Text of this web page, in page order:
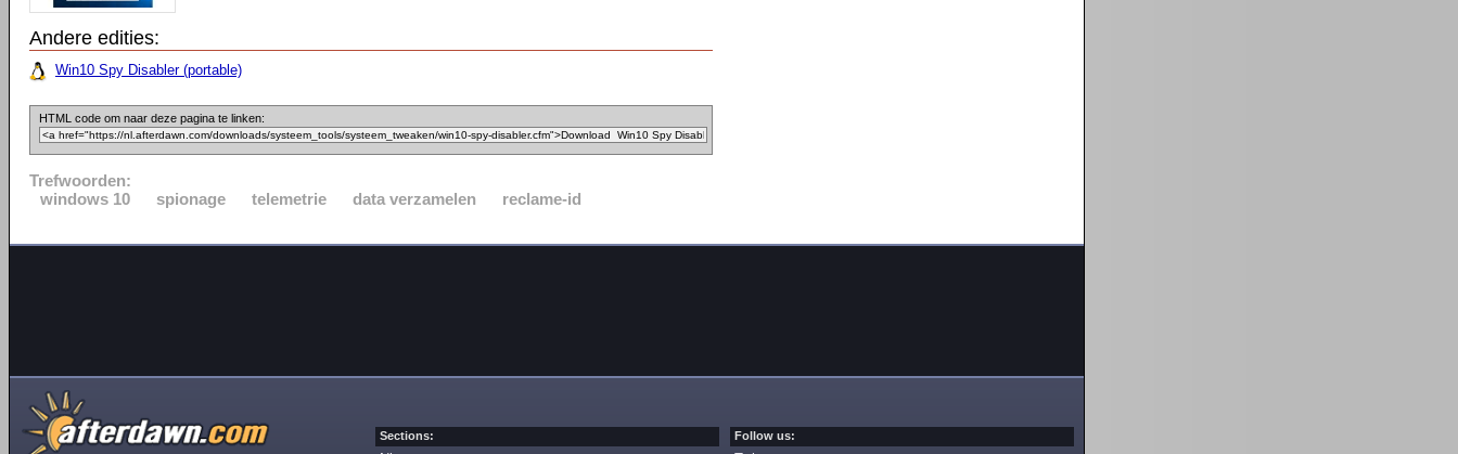
Andere edities:
Win10 Spy Disabler (portable)
HTML code om naar deze pagina te linken:
Trefwoorden:
windows 10
spionage telemetrie data verzamelen reclame-id
Sections: Follow us: